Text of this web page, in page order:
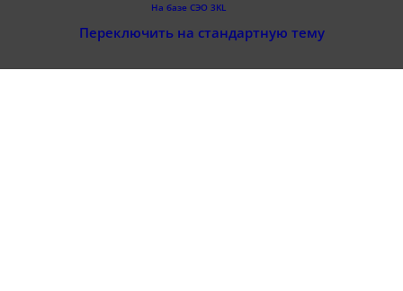
На базе СЭО 3KL
Переключить на стандартную тему